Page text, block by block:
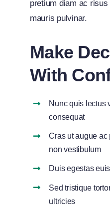
pretium diam ac
mauris pulvinar.
Make
With
Nunc quis lectus
consequat
Cras ut augue ac
non vestibulum
Duis egestas
Sed tristique
ultricies